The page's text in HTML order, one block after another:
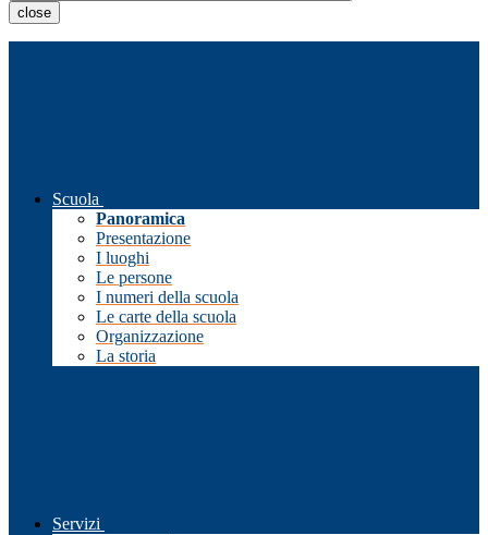
close
Scuola
Panoramica
Presentazione
I luoghi
Le persone
I numeri della scuola
Le carte della scuola
Organizzazione
La storia
Servizi